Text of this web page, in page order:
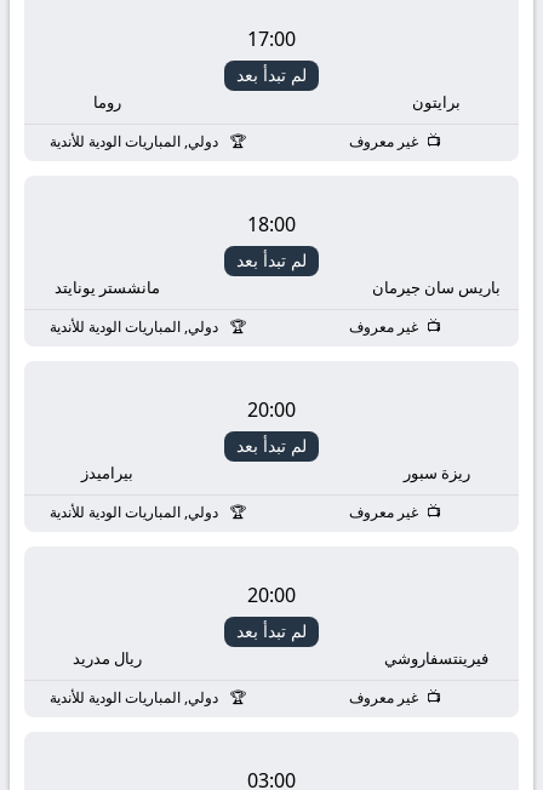
برايتون
17:00
لم تبدأ بعد
روما
غير معروف دولي, المباريات الودية للأندية
باريس سان جيرمان
18:00
لم تبدأ بعد
مانشستر يونايتد
غير معروف دولي, المباريات الودية للأندية
ريزة سبور
20:00
لم تبدأ بعد
بيراميدز
غير معروف دولي, المباريات الودية للأندية
فيرينتسفاروشي
20:00
لم تبدأ بعد
ريال مدريد
غير معروف دولي, المباريات الودية للأندية
03:00